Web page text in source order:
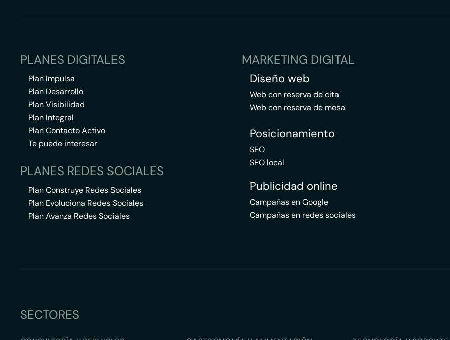
PLANES DIGITALES
Plan Impulsa
Plan Desarrollo
Plan Visibilidad
Plan Integral
Plan Contacto Activo
Te puede interesar
PLANES REDES SOCIALES
Plan Construye Redes Sociales
Plan Evoluciona Redes Sociales
Plan Avanza Redes Sociales
MARKETING DIGITAL
Diseño web
Web con reserva de cita
Web con reserva de mesa
Posicionamiento
SEO
SEO local
Publicidad online
Campañas en Google
Campañas en redes sociales
SECTORES